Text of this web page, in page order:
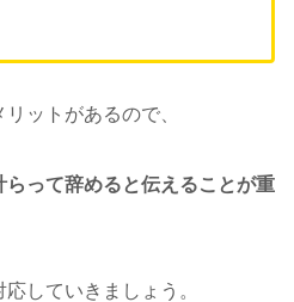
ットがあるので、
って辞めると伝えることが重
していきましょう。